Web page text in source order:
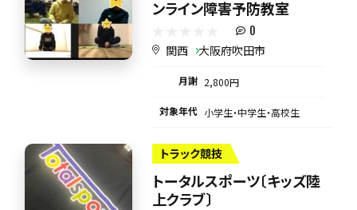
ンライン障害予防教室
0
関西 大阪府吹田市
月謝 2,800円
対象年代 小学生・中学生・高校生
トラック競技
トータルスポーツ〔キッズ陸
上クラブ〕